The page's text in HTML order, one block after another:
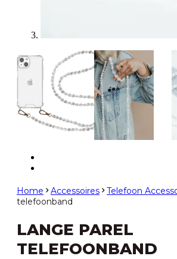
Home Accessoires Telefoon
telefoonband
LANGE PAREL
TELEFOONBAND